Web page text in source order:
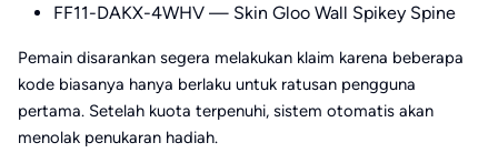
FF11-DAKX-4WHV — Skin Gloo Wall Spikey Spine
Pemain disarankan segera melakukan klaim karena beberapa
kode biasanya hanya berlaku untuk ratusan pengguna
pertama. Setelah kuota terpenuhi, sistem otomatis akan
menolak penukaran hadiah.